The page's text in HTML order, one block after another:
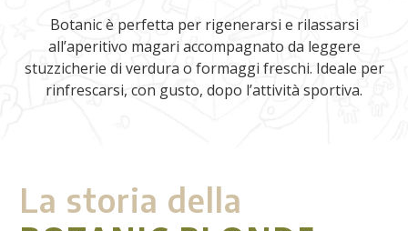
Botanic è perfetta per rigenerarsi e rilassarsi
all’aperitivo magari accompagnato da leggere
stuzzicherie di verdura o formaggi freschi. Ideale per
rinfrescarsi, con gusto, dopo l’attività sportiva.
La storia della